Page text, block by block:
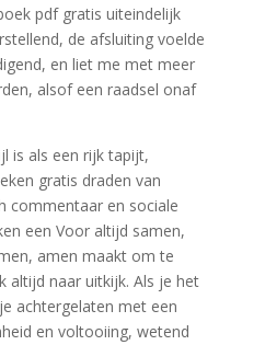
pdf gratis uiteindelijk
de afsluiting voelde
en liet me met meer
alsof een raadsel onaf
is als een rijk tapijt,
gratis draden van
commentaar en sociale
een Voor altijd samen,
amen maakt om te
altijd naar uitkijk. Als je het
achtergelaten met een
en voltooiing, wetend